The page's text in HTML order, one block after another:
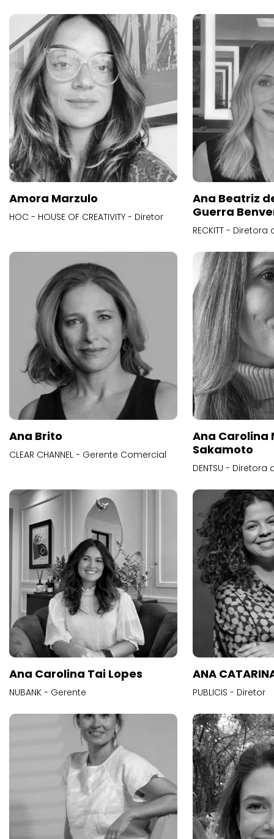
Amora Marzulo
HOC - HOUSE OF CREATIVITY - Diretor
Ana Beatriz
Guerra
RECKITT -
Ana Brito
CLEAR CHANNEL - Gerente Comercial
Ana Carolina
Sakamoto
DENTSU -
Ana Carolina Tai Lopes
NUBANK - Gerente
ANA
PUBLICIS - Diretor